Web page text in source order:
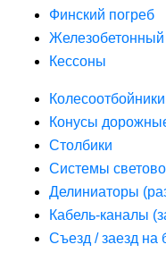
Финский погреб
Железобетонный
Кессоны
Колесоотбойники
Конусы
Столбики
Системы
Делиниаторы
Кабель-каналы
Съезд / заезд на